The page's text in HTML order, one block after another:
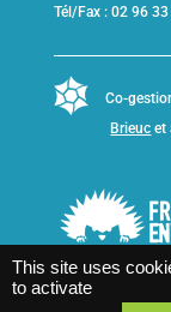
Tél/Fax : 02 96
Co-
Brieuc et
This site uses
to activate